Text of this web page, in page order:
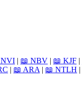
| 📖 NBV | 📖 KJF |
| 📖 ARA | 📖 NTLH |